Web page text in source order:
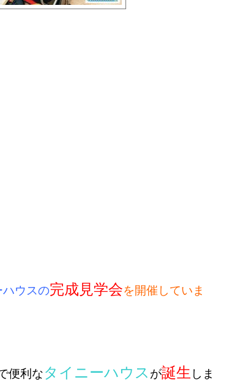
ウスの完成見学会を開催していま
便利なタイニーハウス が誕生 しま